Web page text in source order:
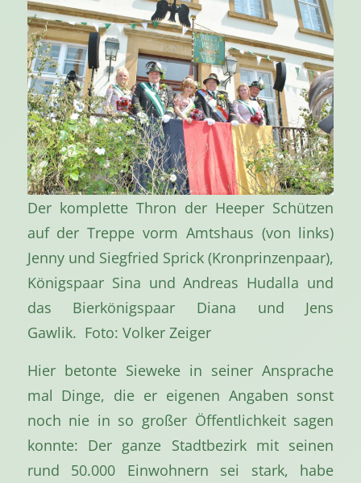
Der komplette Thron der Heeper Schützen
auf der Treppe vorm Amtshaus (von links)
Jenny und Siegfried Sprick (Kronprinzenpaar),
Königspaar Sina und Andreas Hudalla und
das Bierkönigspaar Diana und Jens
Gawlik. Foto: Volker Zeiger
Hier betonte Sieweke in seiner Ansprache
mal Dinge, die er eigenen Angaben sonst
noch nie in so großer Öffentlichkeit sagen
konnte: Der ganze Stadtbezirk mit seinen
rund 50.000 Einwohnern sei stark, habe